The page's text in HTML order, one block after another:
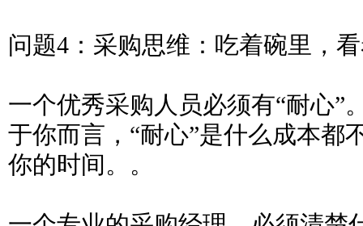
问题4：采购思维：吃着碗里，
一个优秀采购人员必须有“耐心”
于你而言，“耐心”是什么成本都
你的时间。。